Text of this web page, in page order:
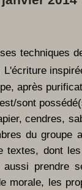
techniques
L'écriture
après
sont
cendres,
du groupe
textes, dont
prendre
les